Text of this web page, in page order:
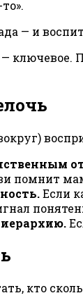
— и
— ключевое.
помнит
Если
кто